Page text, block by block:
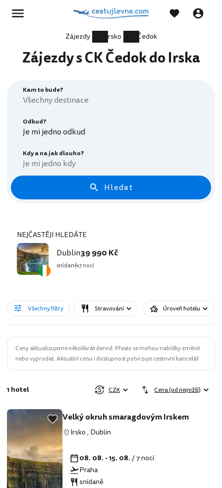
Zájezdy Irsko Čedok
Zájezdy s CK Čedok do Irska
Kam to bude?
Odkud?
Je mi jedno odkud
Kdy a na jak dlouho?
Je mi jedno kdy
Hledat
NEJČASTĚJI HLEDÁTE
Dublin39 990 Kč
snídaně7 nocí
Všechny filtry Stravování Úroveň hotelu
Ceny aktualizujeme několikrát denně. Přesto se mohou nabídky změnit
nebo vyprodat. Aktuální cenu i dostupnost potvrzuje cestovní kancelář.
1 hotel CZK Cena (od nejnižší)
Velký okruh smaragdovým Irskem
Irsko, Dublin
08. 08. - 15. 08./ 7 nocí
Praha
snídaně